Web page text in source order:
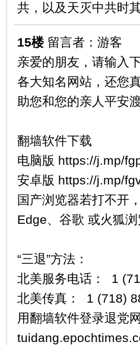
共，以及天灭中共时
15楼留言者：游客
亲爱的朋友，请输入
各大知名网站，还您
助您和您的亲人平安
翻墙软件下载
电脑版 https://j.mp/
安卓版 https://j.mp/
国产浏览器若打不开
Edge、谷歌 或火狐
“三退”方法：
北美服务电话： 1
北美传真： 1 (718)
用翻墙软件登录退党